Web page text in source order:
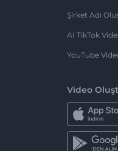
Şirket Adı
AI TikTok
YouTube
Video